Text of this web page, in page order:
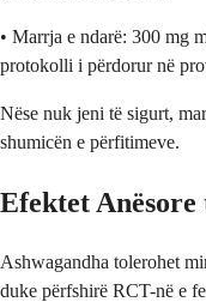
• Marrja e ndarë: 300 mg
protokolli i përdorur në
Nëse nuk jeni të sigurt,
shumicën e përfitimeve.
Efektet Anësore
Ashwagandha tolerohet
duke përfshirë RCT-në e